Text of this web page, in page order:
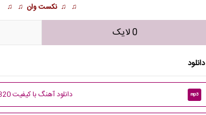
♫ ♫ نکست وان ♫ ♫
0 لایک
دانلود
mp3 دانلود آهنگ با کیفیت 320